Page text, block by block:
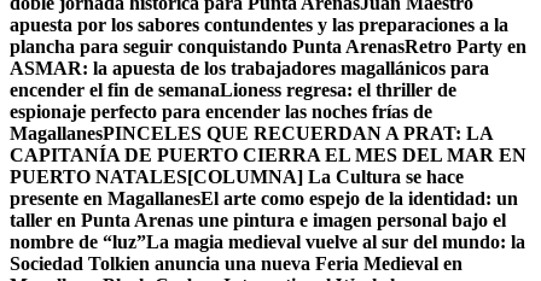
apuesta por los sabores contundentes y las preparaciones a la
plancha para seguir conquistando Punta ArenasRetro Party en
ASMAR: la apuesta de los trabajadores magallánicos para
encender el fin de semanaLioness regresa: el thriller de
espionaje perfecto para encender las noches frías de
MagallanesPINCELES QUE RECUERDAN A PRAT: LA
CAPITANÍA DE PUERTO CIERRA EL MES DEL MAR EN
PUERTO NATALES[COLUMNA] La Cultura se hace
presente en MagallanesEl arte como espejo de la identidad: un
taller en Punta Arenas une pintura e imagen personal bajo el
nombre de “luz”La magia medieval vuelve al sur del mundo: la
Sociedad Tolkien anuncia una nueva Feria Medieval en